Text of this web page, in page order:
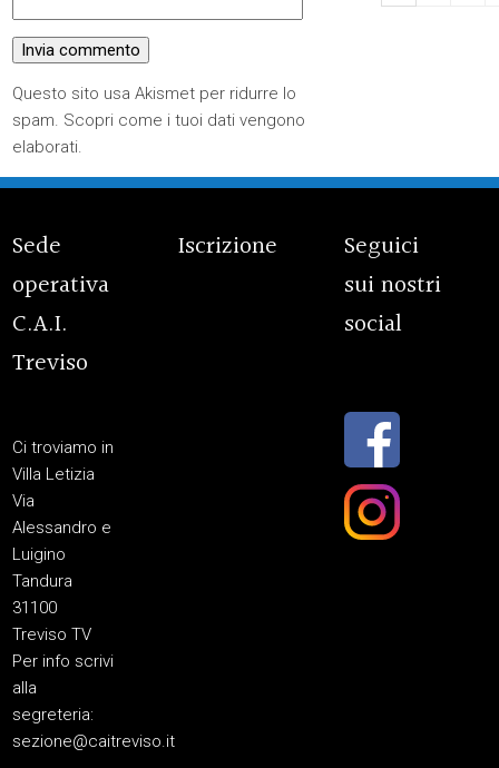
Questo sito usa Akismet per ridurre lo
spam. Scopri come i tuoi dati vengono
elaborati.
Sede
operativa
C.A.I.
Treviso
Ci troviamo in
Villa Letizia
Via
Alessandro e
Luigino
Tandura
31100
Treviso TV
Per info scrivi
alla
segreteria:
sezione@caitreviso.it
Iscrizione
Seguici
sui nostri
social